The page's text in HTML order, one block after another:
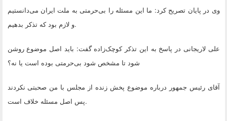
وی در پایان تصریح کرد: ما این مسئله را بی‌حرمتی به ملت ایران می‌دانستیم
و لازم بود که تذکر بدهیم.
علی لاریجانی در پاسخ به این تذکر کوچک‌زاده گفت: باید اصل موضوع روشن
شود تا مشخص شود بی‌حرمتی بوده است یا نه؟
آقای رئیس جمهور درباره موضوع پخش زنده از مجلس با من صحبتی نکردند
پس اصل مسئله خلاف است.